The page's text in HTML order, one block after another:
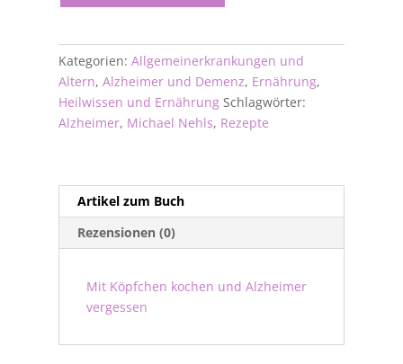
Kategorien: Allgemeinerkrankungen und
Altern, Alzheimer und Demenz, Ernährung,
Heilwissen und Ernährung Schlagwörter:
Alzheimer, Michael Nehls, Rezepte
Artikel zum Buch
Rezensionen (0)
Mit Köpfchen kochen und Alzheimer
vergessen